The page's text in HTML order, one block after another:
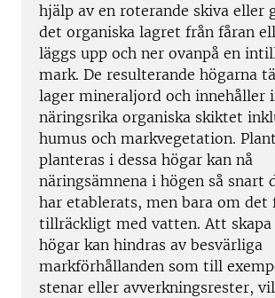
hjälp av en roterande skiva eller
det organiska lagret från fåran
läggs upp och ner ovanpå en
mark. De resulterande högarna
lager mineraljord och innehåller
näringsrika organiska skiktet
humus och markvegetation.
planteras i dessa högar kan nå
näringsämnena i högen så snart
har etablerats, men bara om det
tillräckligt med vatten. Att
högar kan hindras av besvärliga
markförhållanden som till
stenar eller avverkningsrester,